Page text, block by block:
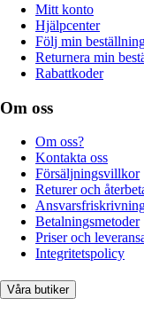
Mitt konto
Hjälpcenter
Följ min
Returnera min
Rabattkoder
Om oss
Om oss?
Kontakta oss
Försäljningsvillkor
Returer och
Betalningsmetoder
Priser och
Integritetspolicy
Våra butiker